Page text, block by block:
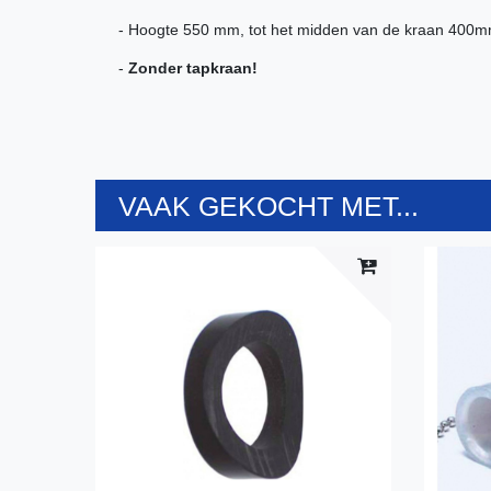
- Hoogte 550 mm, tot het midden van de kraan
- Zonder tapkraan!
VAAK GEKOCHT MET...